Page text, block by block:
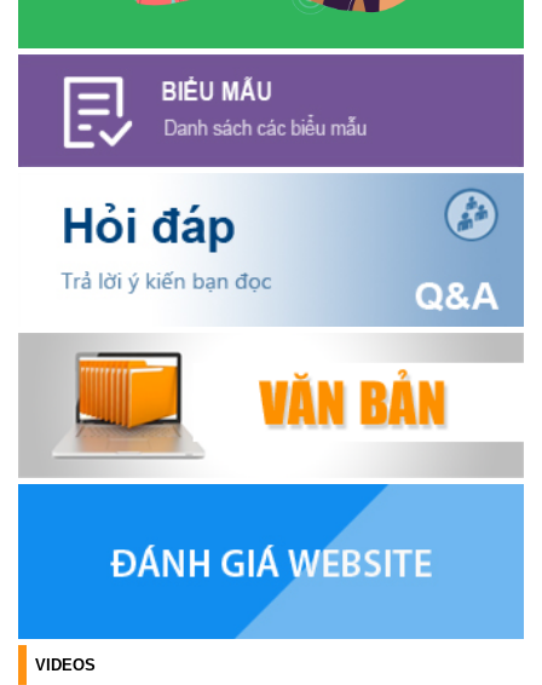
giám sát nhằm nâng cao chất lượng tín dụng chính sách
Hội Cựu chiến binh xã Ea Kiết tăng cường công tác kiểm tra,
giám sát nhằm nâng cao chất lượng tín dụng chính sách
(26/11/2025)
Hiệu quả từ nguồn vốn vay Ngân hàng Chính sách xã hội giúp
các hộ nghèo, cận nghèo thoát nghèo
Thông báo mời báo giá chỉnh lý hồ sơ tại Văn phòng Đảng ủy xã
Ea Kiết
(23/04/2026)
NIỀM VUI CỦA NGƯỜI DÂN ĐỐI VỚI CHƯƠNG TRÌNH TÍN DỤNG
HIỆU QUẢ TỪ NGUỒN VỐN VAY GIẢI QUYẾT VIỆC LÀM
(26/02/2026)
HIỆU QUẢ CỦA TÍN DỤNG CHÍNH SÁCH TRÊN HÀNH TRÌNH
CÙNG ĐỒNG BÀO DÂN TỘC THIỂU SỐ THOÁT NGHÈO
(22/01/2026)
VIDEOS